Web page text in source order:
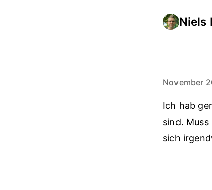
Niels
November
Ich hab
sind.
sich